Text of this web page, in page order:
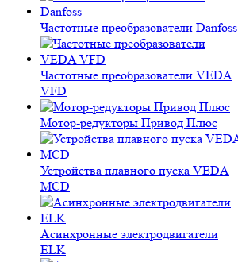
Частотные преобразователи Danfoss
Частотные преобразователи VEDA
VFD
Мотор-редукторы Привод Плюс
Устройства плавного пуска VEDA
MCD
Асинхронные электродвигатели
ELK